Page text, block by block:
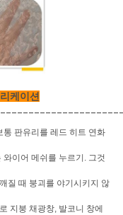
케이션
판유리를 레드 히트 연화
이어 메쉬를 누르기. 그것
질 때 붕괴를 야기시키지 않
지붕 채광창, 발코니 창에